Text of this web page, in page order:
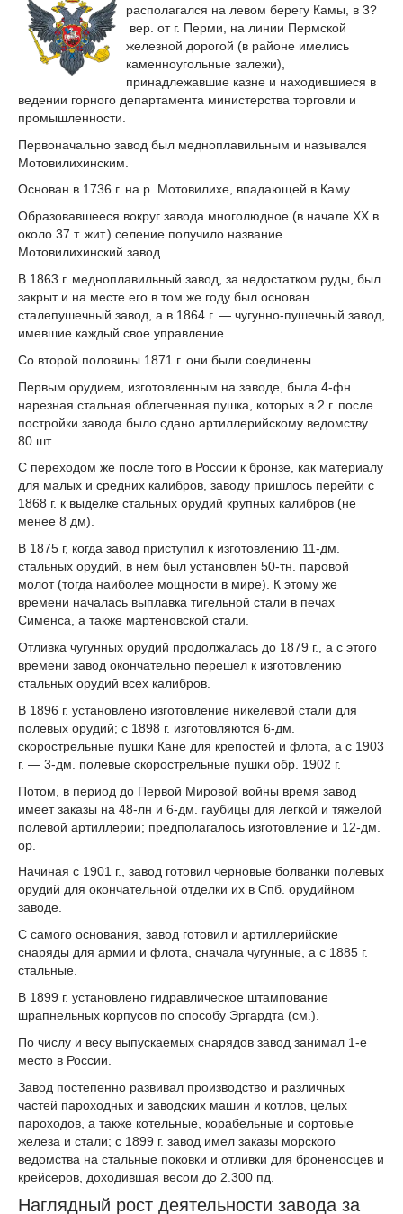
располагался на левом берегу Камы, в 3?
вер. от г. Перми, на линии Пермской
железной дорогой (в районе имелись
каменноугольные залежи),
принадлежавшие казне и находившиеся в
ведении горного департамента министерства торговли и
промышленности.
Первоначально завод был медноплавильным и назывался
Мотовилихинским.
Основан в 1736 г. на р. Мотовилихе, впадающей в Каму.
Образовавшееся вокруг завода многолюдное (в начале XX в.
около 37 т. жит.) селение получило название
Мотовилихинский завод.
В 1863 г. медноплавильный завод, за недостатком руды, был
закрыт и на месте его в том же году был основан
сталепушечный завод, а в 1864 г. — чугунно-пушечный завод,
имевшие каждый свое управление.
Со второй половины 1871 г. они были соединены.
Первым орудием, изготовленным на заводе, была 4-фн
нарезная стальная облегченная пушка, которых в 2 г. после
постройки завода было сдано артиллерийскому ведомству
80 шт.
С переходом же после того в России к бронзе, как материалу
для малых и средних калибров, заводу пришлось перейти с
1868 г. к выделке стальных орудий крупных калибров (не
менее 8 дм).
В 1875 г, когда завод приступил к изготовлению 11-дм.
стальных орудий, в нем был установлен 50-тн. паровой
молот (тогда наиболее мощности в мире). К этому же
времени началась выплавка тигельной стали в печах
Сименса, а также мартеновской стали.
Отливка чугунных орудий продолжалась до 1879 г., а с этого
времени завод окончательно перешел к изготовлению
стальных орудий всех калибров.
В 1896 г. установлено изготовление никелевой стали для
полевых орудий; с 1898 г. изготовляются 6-дм.
скорострельные пушки Кане для крепостей и флота, а с 1903
г. — 3-дм. полевые скорострельные пушки обр. 1902 г.
Потом, в период до Первой Мировой войны время завод
имеет заказы на 48-лн и 6-дм. гаубицы для легкой и тяжелой
полевой артиллерии; предполагалось изготовление и 12-дм.
ор.
Начиная с 1901 г., завод готовил черновые болванки полевых
орудий для окончательной отделки их в Спб. орудийном
заводе.
С самого основания, завод готовил и артиллерийские
снаряды для армии и флота, сначала чугунные, а с 1885 г.
стальные.
В 1899 г. установлено гидравлическое штампование
шрапнельных корпусов по способу Эргардта (см.).
По числу и весу выпускаемых снарядов завод занимал 1-е
место в России.
Завод постепенно развивал производство и различных
частей пароходных и заводских машин и котлов, целых
пароходов, а также котельные, корабельные и сортовые
железа и стали; с 1899 г. завод имел заказы морского
ведомства на стальные поковки и отливки для броненосцев и
крейсеров, доходившая весом до 2.300 пд.
Наглядный рост деятельности завода за